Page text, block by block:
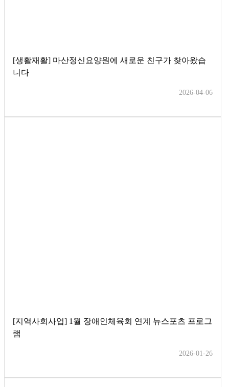
[생활재활] 마산정신요양원에 새로운 친구가 찾아왔습
니다
2026-04-06
[지역사회사업] 1월 장애인체육회 연계 뉴스포츠 프로그
램
2026-01-26